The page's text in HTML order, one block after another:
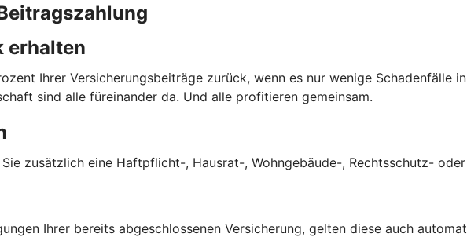
erhalten
Ihrer Versicherungsbeiträge zurück, wenn es nur wenige Schadenfälle
sind alle füreinander da. Und alle profitieren gemeinsam.
zusätzlich eine Haftpflicht-, Hausrat-, Wohngebäude-, Rechtsschutz-
Ihrer bereits abgeschlossenen Versicherung, gelten diese auch